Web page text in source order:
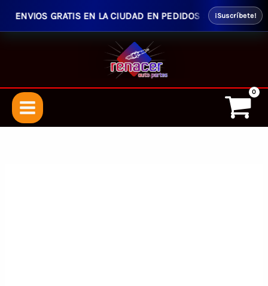
ENVIOS GRATIS EN LA CIUDAD EN PEDIDOS SUPERIORES
¡Suscríbete!